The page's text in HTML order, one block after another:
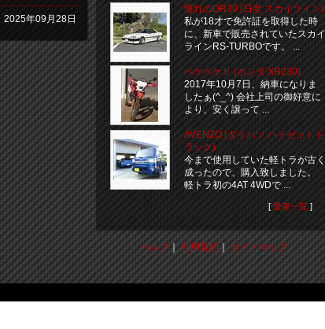
2025年09月28日
憧れのDR30 (日産 スカイライン)
私が18才で免許証を取得した時
に、新車で販売されていたスカイ
ラインRS-TURBOです。 ...
ペケペケⅡ (ホンダ XR230)
2017年10月7日、納車になりま
したぁ(^_^) 会社上司の御好意に
より、安く譲って ...
AVENZO (ダイハツ ハイゼットト
ラック)
今まで使用していた軽トラが古く
成ったので、購入致しました。
軽トラ初の4AT 4WDで ...
[ 愛車一覧 ]
ヘルプ｜利用規約｜サイトマップ